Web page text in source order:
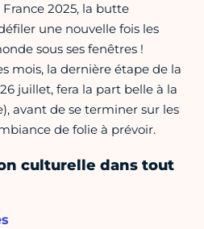
2025, la butte
une nouvelle fois les
sous ses fenêtres !
mois, la dernière étape de la
juillet, fera la part belle à la
avant de se terminer sur les
de folie à prévoir.
culturelle dans tout